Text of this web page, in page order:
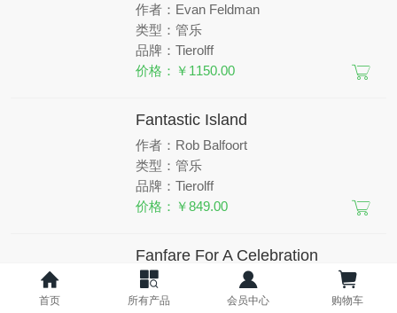
作者：Evan Feldman
类型：管乐
品牌：Tierolff
价格：￥1150.00
Fantastic Island
作者：Rob Balfoort
类型：管乐
品牌：Tierolff
价格：￥849.00
Fanfare For A Celebration
作者：Charles Michiels
类型：管乐
首页 所有产品 会员中心 购物车